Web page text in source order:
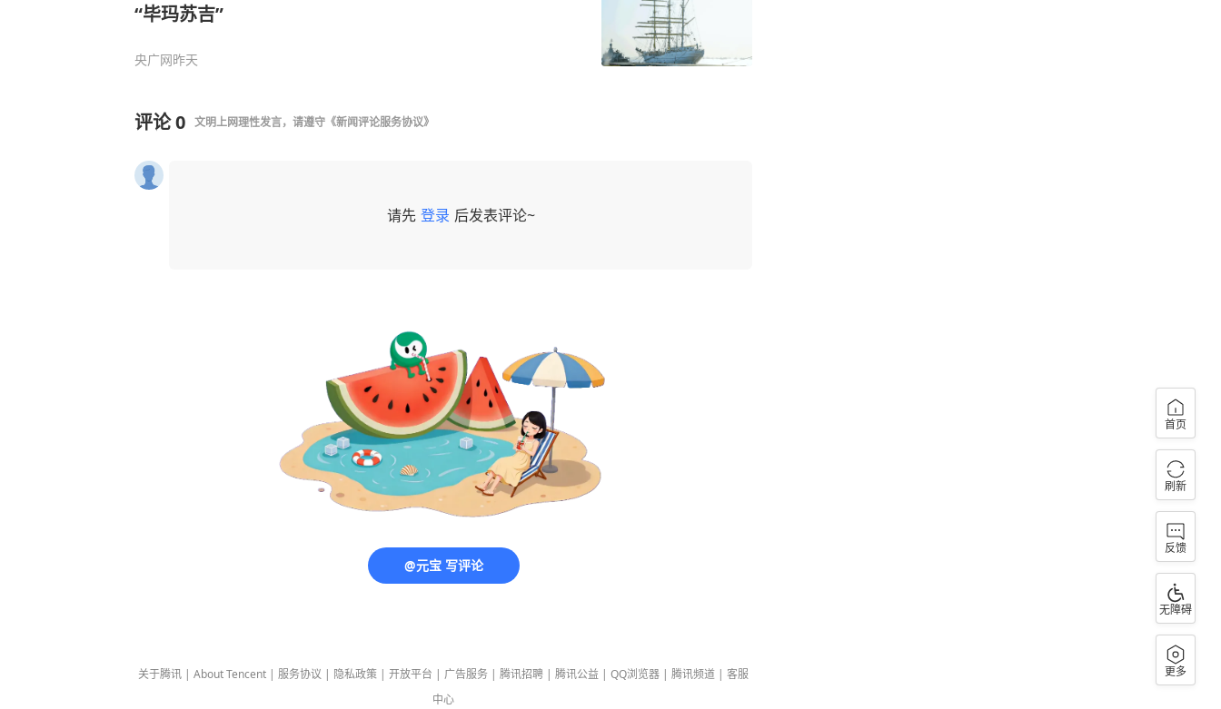
“毕玛苏吉”
央广网昨天
评论0 文明上网理性发言，请遵守 《新闻评论服务协议》
请先 登录 后发表评论~
@元宝 写评论
关于腾讯 | About Tencent | 服务协议 | 隐私政策 | 开放平台 | 广告服务 | 腾讯招聘 | 腾讯公益 | QQ浏览器 | 腾讯频道 | 客服
中心
首页
刷新
反馈
无障碍
更多